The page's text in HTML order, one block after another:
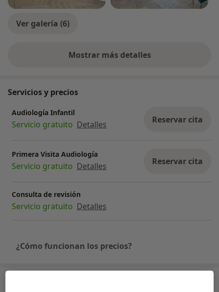
Ver galería (6)
Mostrar más detalles
sobre la experiencia
Servicios y precios
Audiología Infantil
Servicio gratuito Detalles Reservar cita
Primera Visita Audiología
Servicio gratuito Detalles Reservar cita
Consulta de revisión
Servicio gratuito Detalles
¿Cómo funcionan los precios?